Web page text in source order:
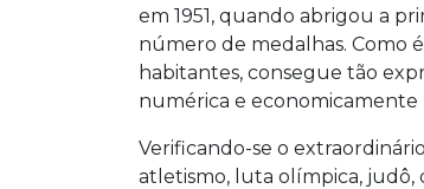
em 1951, quando abrigou a
número de medalhas. Como
habitantes, consegue tão
numérica e economicamente
Verificando-se o
atletismo, luta olímpica, judô,